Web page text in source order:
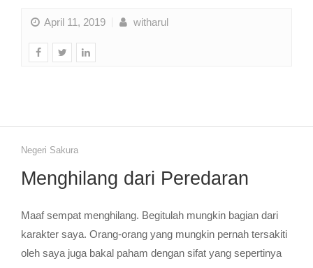
April 11, 2019 witharul
Negeri Sakura
Menghilang dari Peredaran
Maaf sempat menghilang. Begitulah mungkin bagian dari
karakter saya. Orang-orang yang mungkin pernah tersakiti
oleh saya juga bakal paham dengan sifat yang sepertinya